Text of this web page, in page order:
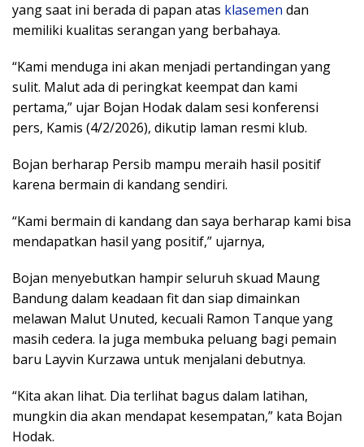
yang saat ini berada di papan atas klasemen dan
memiliki kualitas serangan yang berbahaya.
“Kami menduga ini akan menjadi pertandingan yang
sulit. Malut ada di peringkat keempat dan kami
pertama,” ujar Bojan Hodak dalam sesi konferensi
pers, Kamis (4/2/2026), dikutip laman resmi klub.
Bojan berharap Persib mampu meraih hasil positif
karena bermain di kandang sendiri.
“Kami bermain di kandang dan saya berharap kami bisa
mendapatkan hasil yang positif,” ujarnya,
Bojan menyebutkan hampir seluruh skuad Maung
Bandung dalam keadaan fit dan siap dimainkan
melawan Malut Unuted, kecuali Ramon Tanque yang
masih cedera. Ia juga membuka peluang bagi pemain
baru Layvin Kurzawa untuk menjalani debutnya.
“Kita akan lihat. Dia terlihat bagus dalam latihan,
mungkin dia akan mendapat kesempatan,” kata Bojan
Hodak.